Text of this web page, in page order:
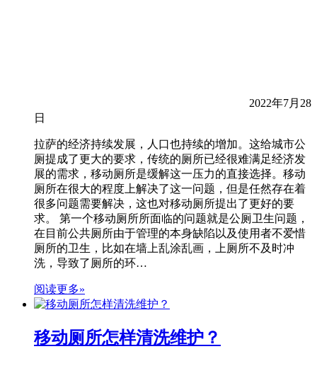
2022年7月28
日
拉萨的经济持续发展，人口也持续的增加。这给城市公
厕提成了更大的要求，传统的厕所已经很难满足经济发
展的需求，移动厕所是缓解这一压力的直接选择。移动
厕所在很大的程度上解决了这一问题，但是任然存在着
很多问题需要解决，这也对移动厕所提出了更好的要
求。 第一个移动厕所所面临的问题就是公厕卫生问题，
在目前公共厕所由于管理的本身缺陷以及使用者不爱惜
厕所的卫生，比如在墙上乱涂乱画，上厕所不及时冲
洗，导致了厕所的环…
阅读更多»
移动厕所怎样清洗维护？